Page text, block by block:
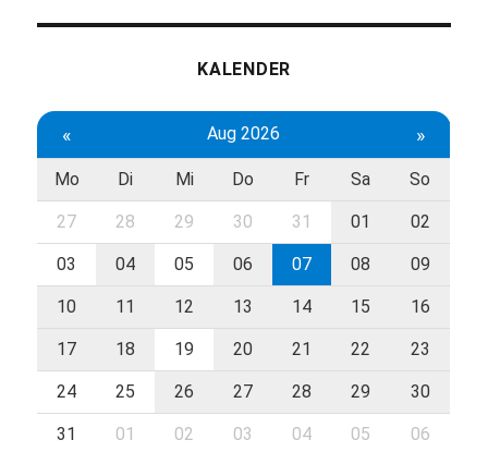
KALENDER
« Aug 2026 »
Mo Di Mi Do Fr Sa So
27 28 29 30 31 01 02
03 04 05 06 07 08 09
10 11 12 13 14 15 16
17 18 19 20 21 22 23
24 25 26 27 28 29 30
31 01 02 03 04 05 06